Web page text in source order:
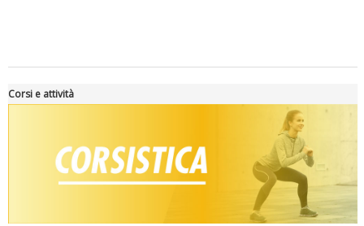
Tiziano Pesce a Radio InBlu2000 traccia il bilancio della stagione
Corsi e attività